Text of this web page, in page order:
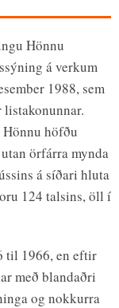
Hönnu
á verkum
1988, sem
höfðu
örfárra mynda
á síðari hluta
124 talsins, öll í
til 1966, en eftir
með blandaðri
og nokkurra